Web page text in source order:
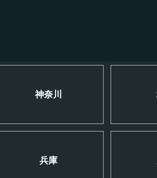
神奈川
兵庫